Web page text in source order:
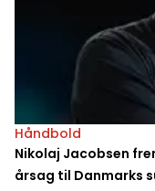
Håndbold
Nikolaj Jacobsen
årsag til Danmarks